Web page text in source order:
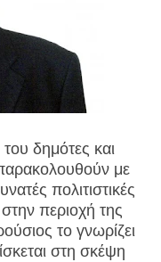
δημότες και
με
πολιτιστικές
περιοχή της
το γνωρίζει
στη σκέψη